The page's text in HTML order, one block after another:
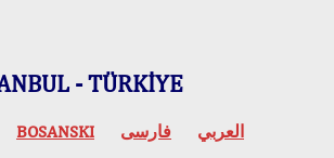
- TÜRKİYE
BOSANSKI العربي فارسی